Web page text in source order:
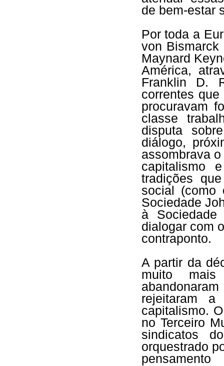
de bem-estar
Por toda a
von Bismarck
Maynard
América,
Franklin D.
correntes
procuravam
classe
disputa
diálogo,
assombrava
capitalismo
tradições
social (como
Sociedade
à
dialogar com
contraponto.
A partir da
muito mais
rejeitaram
capitalismo.
no Terceiro
sindicatos
orquestrado